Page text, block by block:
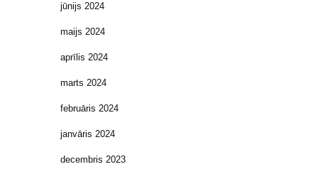
jūnijs 2024
maijs 2024
aprīlis 2024
marts 2024
februāris 2024
janvāris 2024
decembris 2023